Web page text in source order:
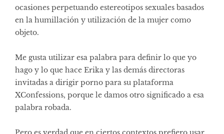
ocasiones perpetuando estereotipos sexuales basados
en la humillación y utilización de la mujer como
objeto.
Me gusta utilizar esa palabra para definir lo que yo
hago y lo que hace Erika y las demás directoras
invitadas a dirigir porno para su plataforma
XConfessions, porque le damos otro significado a esa
palabra robada.